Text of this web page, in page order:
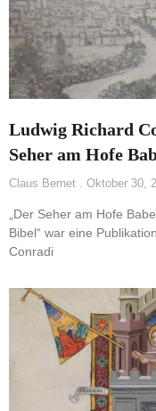
Ludwig Richard
Seher am Hofe
Claus Bernet Oktober 30,
„Der Seher am Hofe
Bibel“ war eine
Conradi